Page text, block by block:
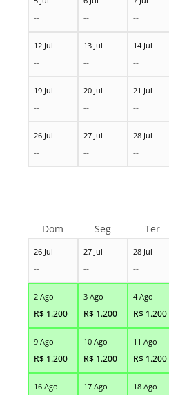
-- -- --
12 Jul
--
13 Jul
--
14 Jul
--
19 Jul
--
20 Jul
--
21 Jul
--
26 Jul
--
27 Jul
--
28 Jul
--
26 Jul
--
27 Jul
--
28 Jul
--
2 Ago
R$ 1.200
3 Ago
R$ 1.200
4 Ago
R$ 1.200
9 Ago
R$ 1.200
10 Ago
R$ 1.200
11 Ago
R$ 1.200
16 Ago 17 Ago 18 Ago
Dom Seg Ter